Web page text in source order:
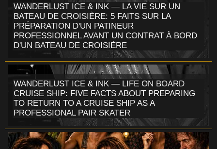
WANDERLUST ICE & INK — LA VIE SUR UN
BATEAU DE CROISIÈRE: 5 FAITS SUR LA
PRÉPARATION D'UN PATINEUR
PROFESSIONNEL AVANT UN CONTRAT À BORD
D'UN BATEAU DE CROISIÈRE
WANDERLUST ICE & INK — LIFE ON BOARD
CRUISE SHIP: FIVE FACTS ABOUT PREPARING
TO RETURN TO A CRUISE SHIP AS A
PROFESSIONAL PAIR SKATER